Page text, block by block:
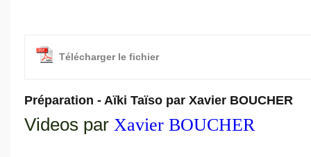
Télécharger le fichier
Préparation - Aïki Taïso par Xavier BOUCHER
Videos par Xavier BOUCHER